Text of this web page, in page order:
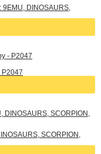
DINOSAURS,
P2047
SCORPION,